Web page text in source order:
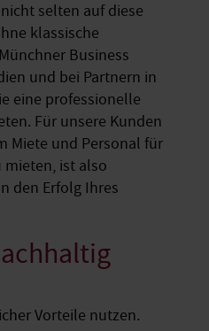
selten auf diese
klassische
Business
und bei Partnern in
eine professionelle
Für unsere Kunden
Miete und Personal für
mieten, ist also
den Erfolg Ihres
Vorteile nutzen.